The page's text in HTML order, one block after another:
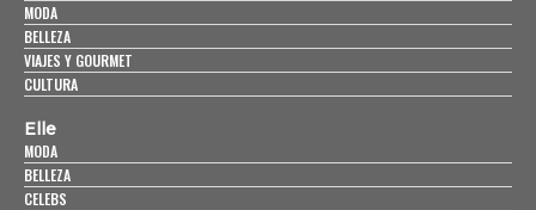
MODA
BELLEZA
VIAJES Y GOURMET
CULTURA
Elle
MODA
BELLEZA
CELEBS